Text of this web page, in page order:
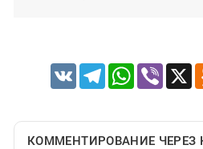
VK TelegramWhatsApp
Viber X
КОММЕНТИРОВАНИЕ ЧЕРЕЗ